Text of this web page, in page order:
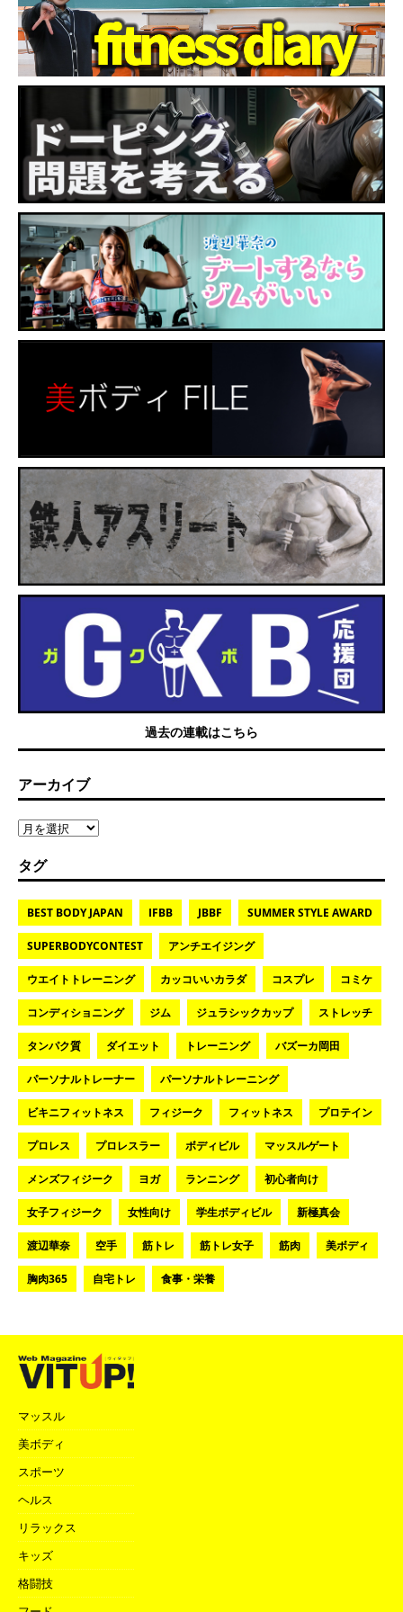
過去の連載はこちら
アーカイブ
タグ
BEST BODY JAPAN IFBB JBBF SUMMER STYLE AWARD
SUPERBODYCONTEST アンチエイジング
ウエイトトレーニング カッコいいカラダ コスプレ コミケ
コンディショニング ジム ジュラシックカップ ストレッチ
タンパク質 ダイエット トレーニング バズーカ岡田
パーソナルトレーナー パーソナルトレーニング
ビキニフィットネス フィジーク フィットネス プロテイン
プロレス プロレスラー ボディビル マッスルゲート
メンズフィジーク ヨガ ランニング 初心者向け
女子フィジーク 女性向け 学生ボディビル 新極真会
渡辺華奈 空手 筋トレ 筋トレ女子 筋肉 美ボディ
胸肉365 自宅トレ 食事・栄養
マッスル
美ボディ
スポーツ
ヘルス
リラックス
キッズ
格闘技